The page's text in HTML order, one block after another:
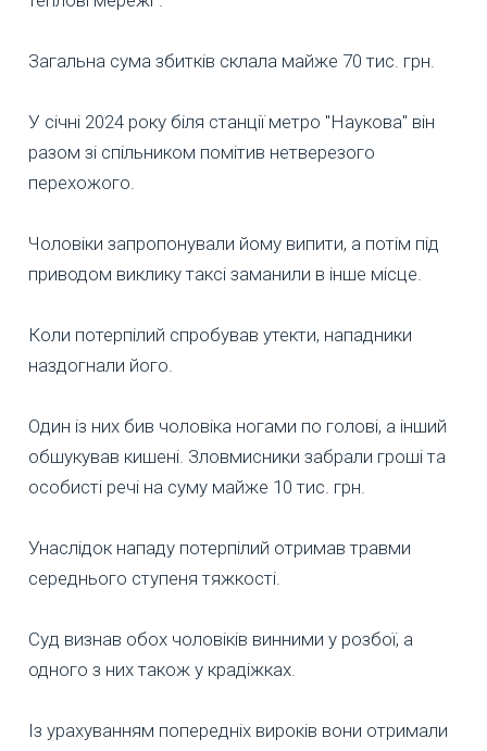
Загальна сума збитків склала майже 70 тис. грн.
У січні 2024 року біля станції метро "Наукова" він
разом зі спільником помітив нетверезого
перехожого.
Чоловіки запропонували йому випити, а потім під
приводом виклику таксі заманили в інше місце.
Коли потерпілий спробував утекти, нападники
наздогнали його.
Один із них бив чоловіка ногами по голові, а інший
обшукував кишені. Зловмисники забрали гроші та
особисті речі на суму майже 10 тис. грн.
Унаслідок нападу потерпілий отримав травми
середнього ступеня тяжкості.
Суд визнав обох чоловіків винними у розбої, а
одного з них також у крадіжках.
Із урахуванням попередніх вироків вони отримали